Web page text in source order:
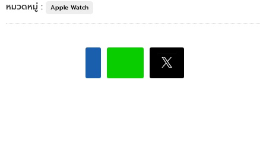
หมวดหมู่ :
Apple Watch